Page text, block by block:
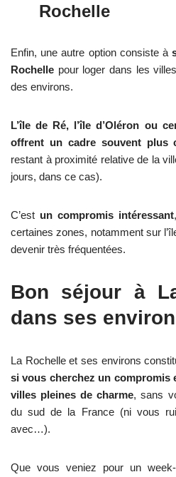
Rochelle
Enfin, une autre option consiste à
Rochelle pour loger dans les
des environs.
L’île de Ré, l’île d’Oléron ou
offrent un cadre souvent plus
restant à proximité relative de la
jours, dans ce cas).
C’est un compromis intéressant
certaines zones, notamment sur
devenir très fréquentées.
Bon séjour à
dans ses
La Rochelle et ses environs
si vous cherchez un compromis
villes pleines de charme, sans
du sud de la France (ni vous
avec…).
Que vous veniez pour un